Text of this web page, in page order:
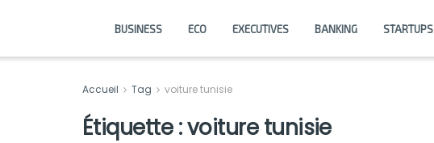
BUSINESS ECO EXECUTIVES BANKING STARTUPS
Accueil Tag voiture tunisie
Étiquette :voiture tunisie